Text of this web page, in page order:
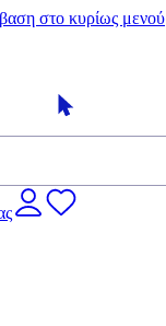
στο κυρίως μενού